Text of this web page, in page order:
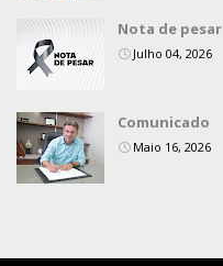
Nota de pesar
Julho 04, 2026
Comunicado
Maio 16, 2026